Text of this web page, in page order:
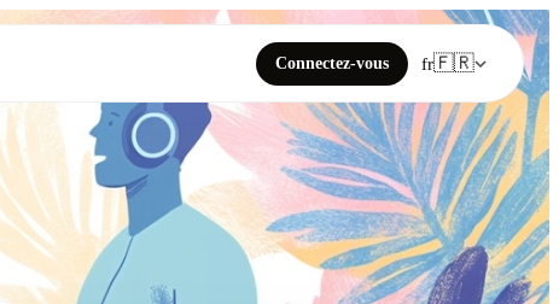
Connectez-vous fr🇫🇷